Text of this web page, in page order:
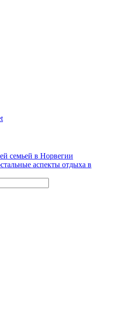
семьей в Норвегии
аспекты отдыха в